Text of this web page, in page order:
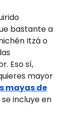
bastante a
Itzá o
Eso sí,
mayor
mayas de
incluye en